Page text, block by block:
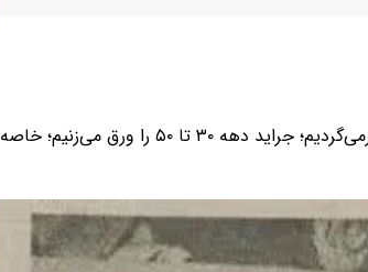
‌در برگی از تاریخ یا قاب تاریخ‌مان باز هم خاطره‌بازی می‌کنیم و به گذشته برمی‌گردیم؛ جراید دهه ۳۰ تا ۵۰ را ورق می‌زنیم؛ خاصه